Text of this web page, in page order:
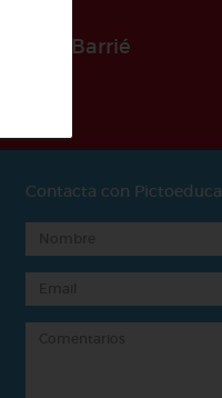
Barrié
Contacta con Pictoeduca